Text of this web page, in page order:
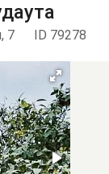
7 ID 79278